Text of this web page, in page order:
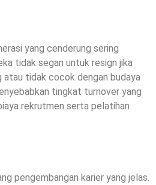
yang cenderung sering
tidak segan untuk resign jika
atau tidak cocok dengan budaya
tingkat turnover yang
rekrutmen serta pelatihan
pengembangan karier yang jelas.